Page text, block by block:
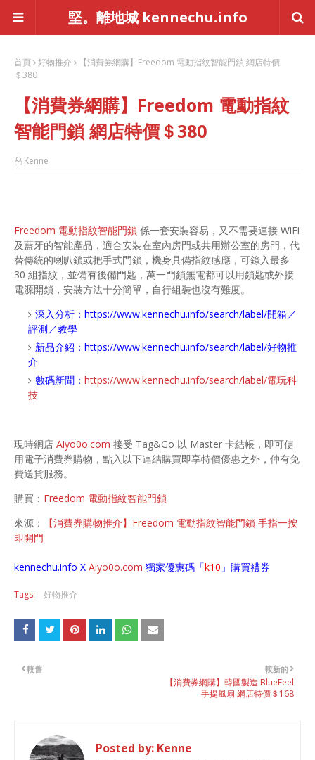
堅。離地城 kennechu.info
首頁 好物推介
【消費券網購】Freedom 電動指紋智能門鎖 網店特價
＄380
【消費券網購】Freedom 電動指紋
智能門鎖 網店特價＄380
Kenne
Freedom 電動指紋智能門鎖 係一套安裝容易，又不需要連接 WiFi
及藍牙的智能產品，適合安裝在室內房門或共用辦公室的房門，代
替傳統的喇叭鎖或把手式門鎖，機身具備指紋感應，可錄入最多
30 組指紋，並備有後備門匙，萬一門鎖無電都可以用鎖匙或外接
電源開鎖，安裝方法十分簡單，自行組裝也沒有難度。
深入分析： https://www.kennechu.info/search/label/開箱／
評測／教學
新品介紹： https://www.kennechu.info/search/label/好物推
介
數碼新聞： https://www.kennechu.info/search/label/電玩科
技
現時網店 Aiyo0o.com 接受 Tag&Go 以 Master 卡結帳，即可使
用電子消費券購物，點入以下連結購買即享特價優惠之外，仲有免
費送貨服務。
購買： Freedom 電動指紋智能門鎖
來源：
【消費券購物推介】Freedom 電動指紋智能門鎖 手指一按
即開門
kennechu.info X Aiyo0o.com 獨家優惠碼「k10 」購買禮券
Tags: 好物推介
較新的
【消費券網購】韓國製造 BlueFeel
手提風扇 網店特價＄168
較舊
Posted by: Kenne